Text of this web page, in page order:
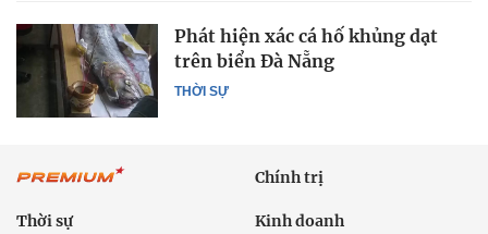
THỜI SỰ
Phát hiện xác cá hố khủng dạt
trên biển Đà Nẵng
Chính trị
Thời sự Kinh doanh